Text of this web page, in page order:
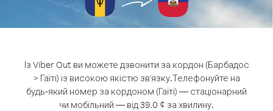
Із Viber Out ви можете дзвонити за кордон (Барбадос
> Гаїті) із високою якістю зв'язку.Телефонуйте на
будь-який номер за кордоном (Гаїті) — стаціонарний
чи мобільний — від 39.0 ¢ за хвилину.